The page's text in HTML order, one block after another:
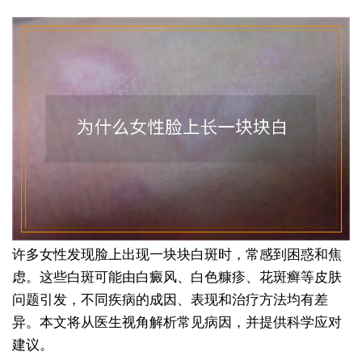
许多女性发现脸上出现一块块白斑时，常感到困惑和焦
虑。这些白斑可能由白癜风、白色糠疹、花斑癣等皮肤
问题引发，不同疾病的成因、表现和治疗方法均有差
异。本文将从医生视角解析常见病因，并提供科学应对
建议。